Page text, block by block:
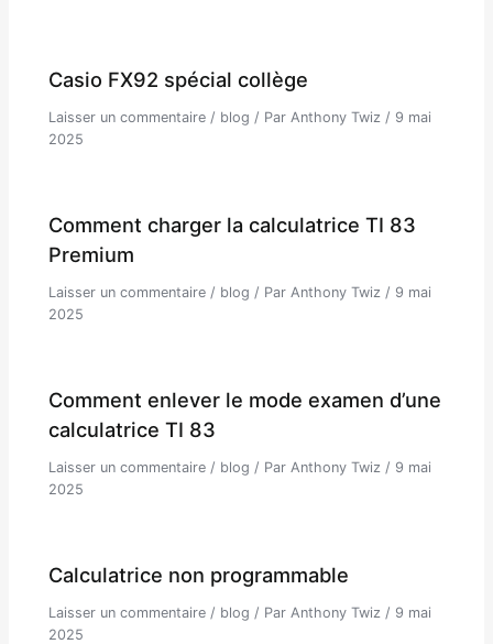
Casio FX92 spécial collège
Laisser un commentaire / blog / Par Anthony Twiz / 9 mai
2025
Comment charger la calculatrice TI 83
Premium
Laisser un commentaire / blog / Par Anthony Twiz / 9 mai
2025
Comment enlever le mode examen d’une
calculatrice TI 83
Laisser un commentaire / blog / Par Anthony Twiz / 9 mai
2025
Calculatrice non programmable
Laisser un commentaire / blog / Par Anthony Twiz / 9 mai
2025